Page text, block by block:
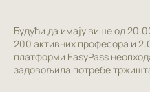
Будући да имају више од
200 активних професора и
платформи EasyPass
задовољила потребе